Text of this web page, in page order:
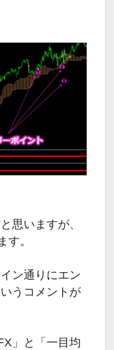
思いますが、
す。
ン通りにエン
うコメントが
」と「一目均